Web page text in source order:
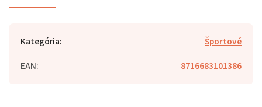
Kategória:
Športové
EAN: 8716683101386